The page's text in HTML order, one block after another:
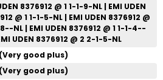
8376912 @ 1 1-1-9-NL | EMI UDEN
@ 1 1-1-5-NL | EMI UDEN 8376912 @
NL | EMI UDEN 8376912 @ 1 1-1-4--
UDEN 8376912 @ 2 2-1-5-NL
good plus)
good plus)